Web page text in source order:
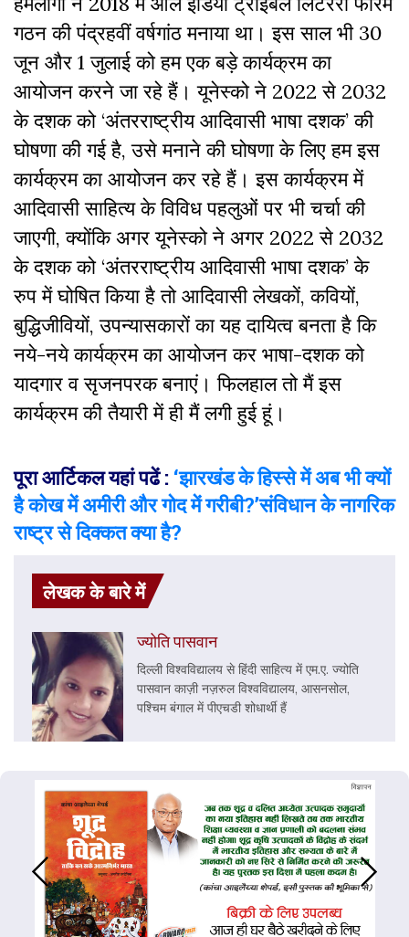
गठन की पंद्रहवीं वर्षगांठ मनाया था। इस साल भी 30
जून और 1 जुलाई को हम एक बड़े कार्यक्रम का
आयोजन करने जा रहे हैं। यूनेस्को ने 2022 से 2032
के दशक को ‘अंतरराष्ट्रीय आदिवासी भाषा दशक’ की
घोषणा की गई है, उसे मनाने की घोषणा के लिए हम इस
कार्यक्रम का आयोजन कर रहे हैं। इस कार्यक्रम में
आदिवासी साहित्य के विविध पहलुओं पर भी चर्चा की
जाएगी, क्योंकि अगर यूनेस्को ने अगर 2022 से 2032
के दशक को ‘अंतरराष्ट्रीय आदिवासी भाषा दशक’ के
रुप में घोषित किया है तो आदिवासी लेखकों, कवियों,
बुद्धिजीवियों, उपन्यासकारों का यह दायित्व बनता है कि
नये-नये कार्यक्रम का आयोजन कर भाषा-दशक को
यादगार व सृजनपरक बनाएं। फिलहाल तो मैं इस
कार्यक्रम की तैयारी में ही मैं लगी हुई हूं।
पूरा आर्टिकल यहां पढें : ‘झारखंड के हिस्से में अब भी क्यों
है कोख में अमीरी और गोद में गरीबी?’संविधान के नागरिक
राष्ट्र से दिक्कत क्या है?
लेखक के बारे में
ज्योति पासवान
दिल्ली विश्वविद्यालय से हिंदी साहित्य में एम.ए. ज्योति
पासवान काज़ी नज़रुल विश्वविद्यालय, आसनसोल,
पश्चिम बंगाल में पीएचडी शोधार्थी हैं